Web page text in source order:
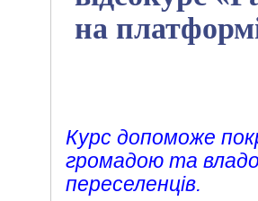
на
Курс допоможе
громадою та
переселенців.